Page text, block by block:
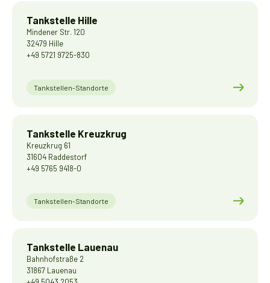
Tankstelle Hille
Mindener Str. 120
32479 Hille
+49 5721 9725-830
Tankstellen-Standorte
Tankstelle Kreuzkrug
Kreuzkrug 61
31604 Raddestorf
+49 5765 9418-0
Tankstellen-Standorte
Tankstelle Lauenau
Bahnhofstraße 2
31867 Lauenau